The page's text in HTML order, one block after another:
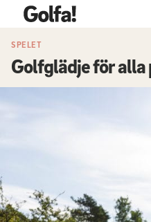
SPELET
Golfglädje för alla